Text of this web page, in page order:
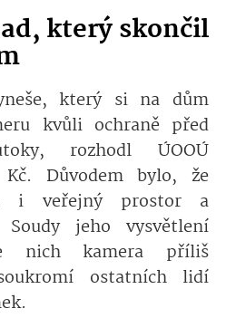
který skončil
který si na dům
kvůli ochraně před
rozhodl ÚOOÚ
Důvodem bylo, že
i veřejný prostor a
Soudy jeho vysvětlení
nich kamera příliš
ostatních lidí